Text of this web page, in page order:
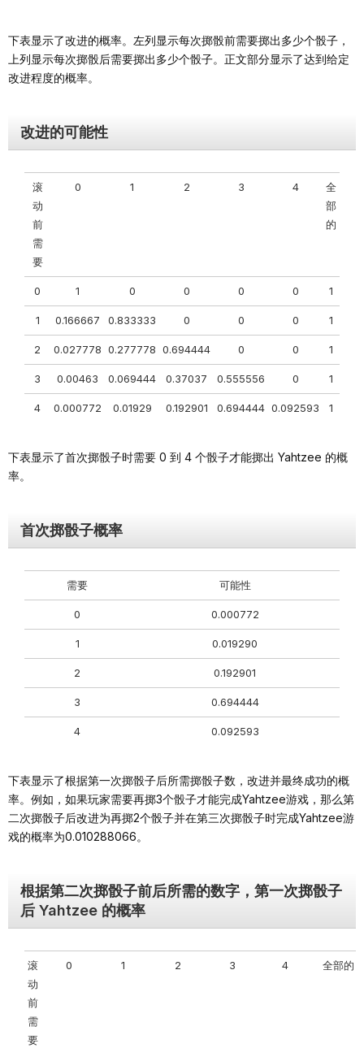
下表显示了改进的概率。左列显示每次掷骰前需要掷出多少个骰子，
上列显示每次掷骰后需要掷出多少个骰子。正文部分显示了达到给定
改进程度的概率。
改进的可能性
滚
动
前
需
要
0 1 2 3 4
全
部
的
0 1 0 0 0 0 1
1 0.166667 0.833333 0 0 0 1
2 0.027778 0.277778 0.694444 0 0 1
3 0.00463 0.069444 0.37037 0.555556 0 1
4 0.000772 0.01929 0.192901 0.694444 0.092593 1
下表显示了首次掷骰子时需要 0 到 4 个骰子才能掷出 Yahtzee 的概
率。
首次掷骰子概率
需要 可能性
0 0.000772
1 0.019290
2 0.192901
3 0.694444
4 0.092593
下表显示了根据第一次掷骰子后所需掷骰子数，改进并最终成功的概
率。例如，如果玩家需要再掷3个骰子才能完成Yahtzee游戏，那么第
二次掷骰子后改进为再掷2个骰子并在第三次掷骰子时完成Yahtzee游
戏的概率为0.010288066。
根据第二次掷骰子前后所需的数字，第一次掷骰子
后 Yahtzee 的概率
滚
动
前
需
要
0 1 2 3 4 全部的